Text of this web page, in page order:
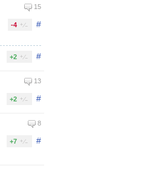
15
#
-4
#
+2
13
#
+2
8
#
+7